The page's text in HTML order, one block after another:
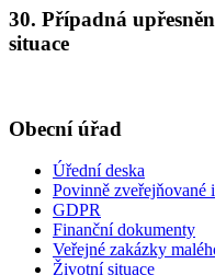
30. Případná
situace
Obecní úřad
Úřední deska
Povinně zveřejňované
GDPR
Finanční dokumenty
Veřejné zakázky
Životní situace